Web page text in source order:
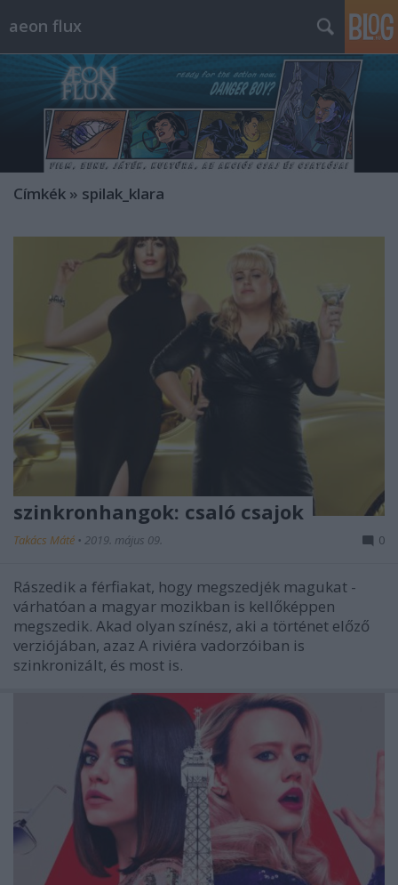
aeon flux
Címkék » spilak_klara
szinkronhangok: csaló csajok
Takács Máté • 2019. május 09. 0
Rászedik a férfiakat, hogy megszedjék magukat -
várhatóan a magyar mozikban is kellőképpen
megszedik. Akad olyan színész, aki a történet előző
verziójában, azaz A riviéra vadorzóiban is
szinkronizált, és most is.